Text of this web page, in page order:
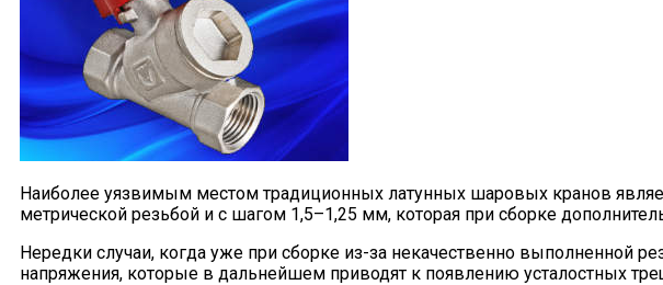
Наиболее уязвимым местом традиционных латунных шаровых кранов
метрической резьбой и с шагом 1,5–1,25 мм, которая при сборке
Нередки случаи, когда уже при сборке из-за некачественно выполненной
напряжения, которые в дальнейшем приводят к появлению усталостных